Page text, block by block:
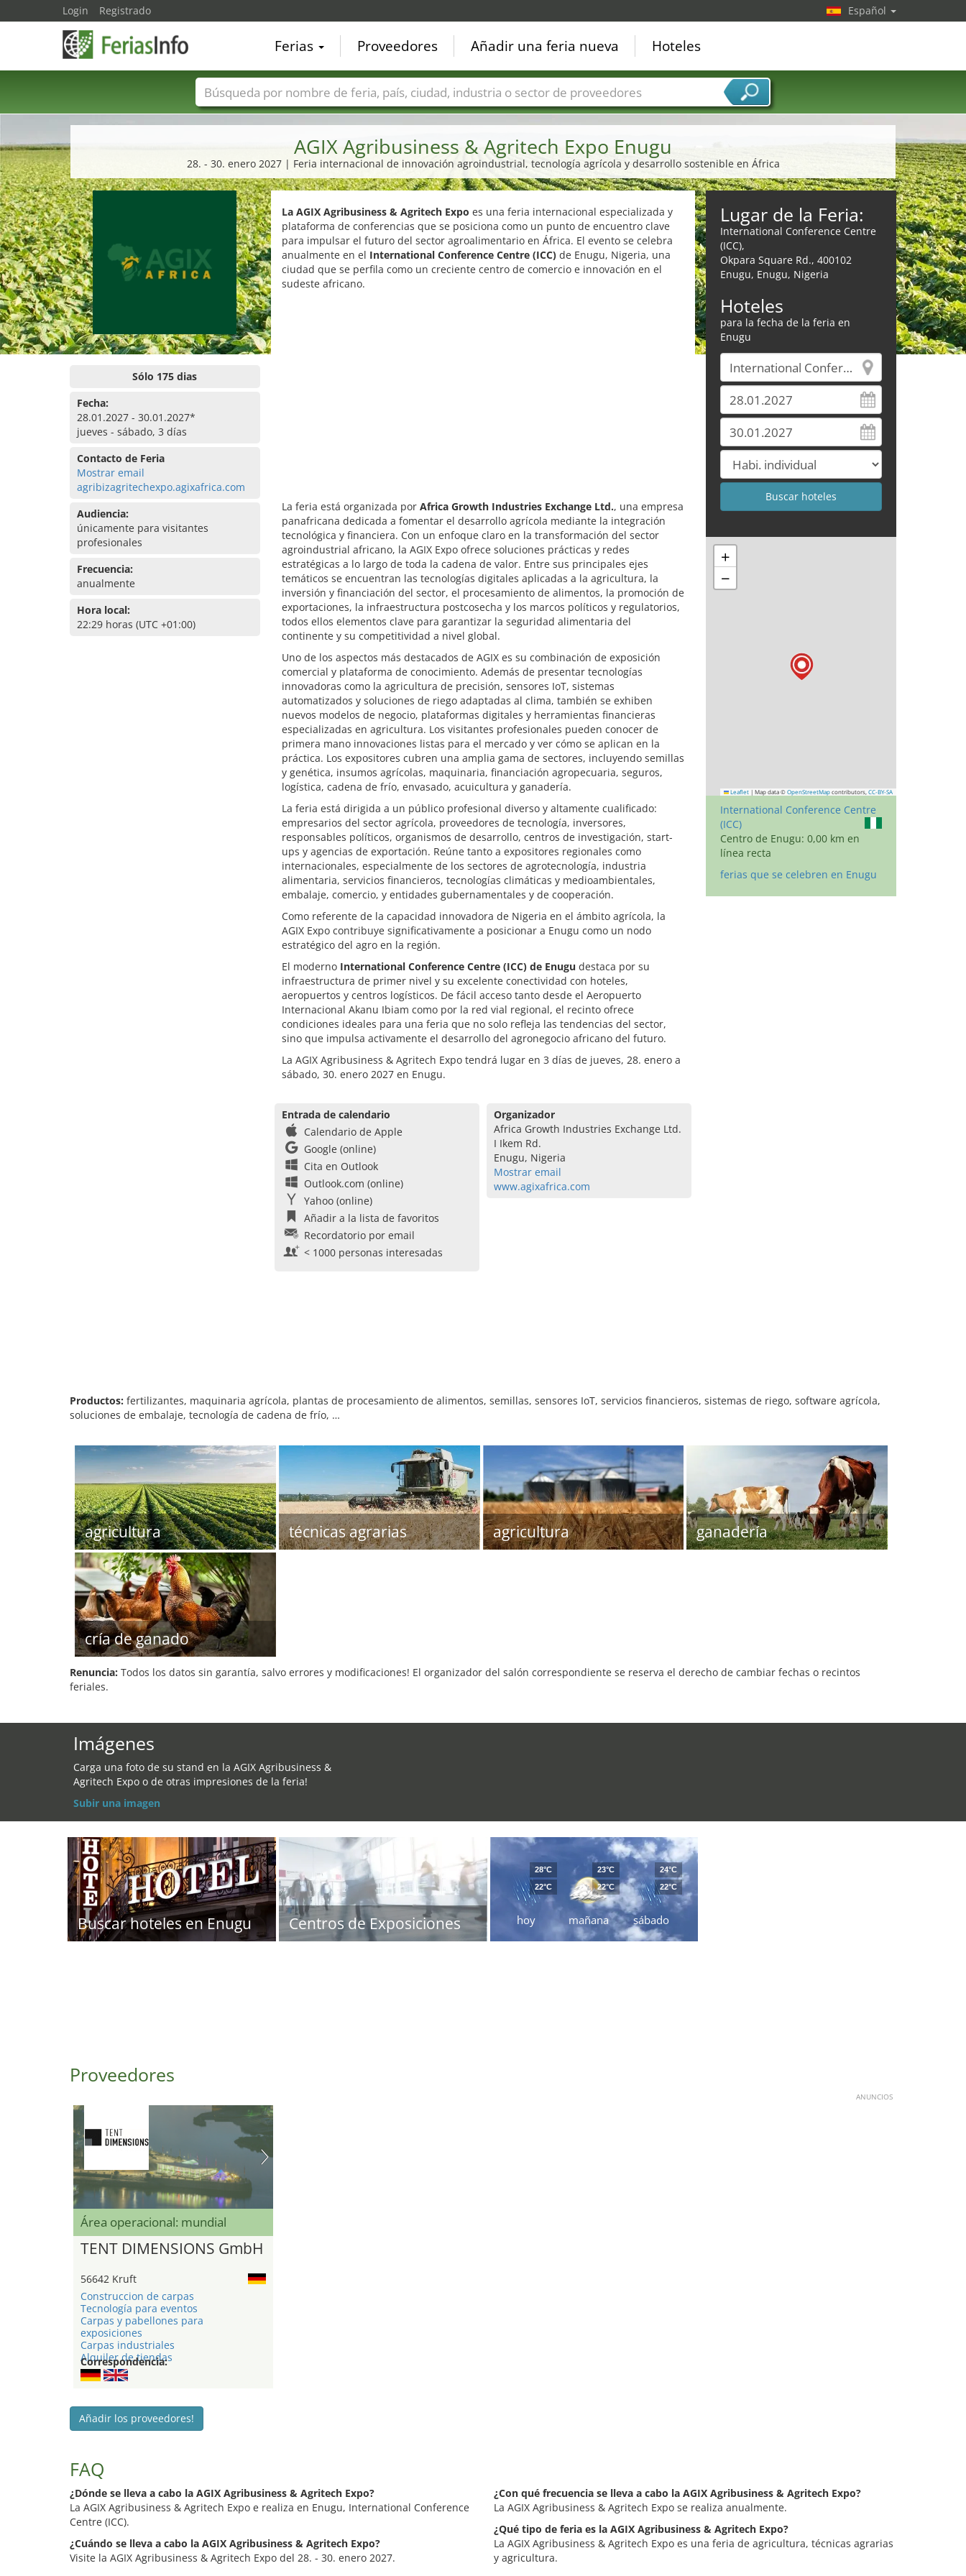
AGIX Agribusiness & Agritech Expo Enugu
28. - 30. enero 2027 | Feria internacional de innovación agroindustrial, tecnología agrícola y desarrollo sostenible en África
Sólo 175 dias
Fecha:
28.01.2027 - 30.01.2027*
jueves - sábado, 3 días
Contacto de Feria
Mostrar email
agribizagritechexpo.agixafrica.com
Audiencia:
únicamente para visitantes
profesionales
Frecuencia:
anualmente
Hora local:
22:29 horas (UTC +01:00)
La AGIX Agribusiness & Agritech Expo es una feria internacional especializada y
plataforma de conferencias que se posiciona como un punto de encuentro clave
para impulsar el futuro del sector agroalimentario en África. El evento se celebra
anualmente en el International Conference Centre (ICC)de Enugu, Nigeria, una
ciudad que se perfila como un creciente centro de comercio e innovación en el
sudeste africano.
La feria está organizada por Africa Growth Industries Exchange Ltd., una empresa
panafricana dedicada a fomentar el desarrollo agrícola mediante la integración
tecnológica y financiera. Con un enfoque claro en la transformación del sector
agroindustrial africano, la AGIX Expo ofrece soluciones prácticas y redes
estratégicas a lo largo de toda la cadena de valor. Entre sus principales ejes
temáticos se encuentran las tecnologías digitales aplicadas a la agricultura, la
inversión y financiación del sector, el procesamiento de alimentos, la promoción de
exportaciones, la infraestructura postcosecha y los marcos políticos y regulatorios,
todos ellos elementos clave para garantizar la seguridad alimentaria del
continente y su competitividad a nivel global.
Uno de los aspectos más destacados de AGIX es su combinación de exposición
comercial y plataforma de conocimiento. Además de presentar tecnologías
innovadoras como la agricultura de precisión, sensores IoT, sistemas
automatizados y soluciones de riego adaptadas al clima, también se exhiben
nuevos modelos de negocio, plataformas digitales y herramientas financieras
especializadas en agricultura. Los visitantes profesionales pueden conocer de
primera mano innovaciones listas para el mercado y ver cómo se aplican en la
práctica. Los expositores cubren una amplia gama de sectores, incluyendo semillas
y genética, insumos agrícolas, maquinaria, financiación agropecuaria, seguros,
logística, cadena de frío, envasado, acuicultura y ganadería.
La feria está dirigida a un público profesional diverso y altamente cualificado:
empresarios del sector agrícola, proveedores de tecnología, inversores,
responsables políticos, organismos de desarrollo, centros de investigación, start-
ups y agencias de exportación. Reúne tanto a expositores regionales como
internacionales, especialmente de los sectores de agrotecnología, industria
alimentaria, servicios financieros, tecnologías climáticas y medioambientales,
embalaje, comercio, y entidades gubernamentales y de cooperación.
Como referente de la capacidad innovadora de Nigeria en el ámbito agrícola, la
AGIX Expo contribuye significativamente a posicionar a Enugu como un nodo
estratégico del agro en la región.
El moderno International Conference Centre (ICC) de Enugu destaca por su
infraestructura de primer nivel y su excelente conectividad con hoteles,
aeropuertos y centros logísticos. De fácil acceso tanto desde el Aeropuerto
Internacional Akanu Ibiam como por la red vial regional, el recinto ofrece
condiciones ideales para una feria que no solo refleja las tendencias del sector,
sino que impulsa activamente el desarrollo del agronegocio africano del futuro.
La AGIX Agribusiness & Agritech Expo tendrá lugar en 3 días de jueves, 28. enero a
sábado, 30. enero 2027 en Enugu.
Entrada de calendario
Calendario de Apple
Google (online)
Cita en Outlook
Outlook.com (online)
Yahoo (online)
Añadir a la lista de favoritos
Recordatorio por email
< 1000 personas interesadas
Organizador
Africa Growth Industries Exchange Ltd.
I Ikem Rd.
Enugu, Nigeria
Mostrar email
www.agixafrica.com
Lugar de la Feria:
International Conference Centre
(ICC),
Okpara Square Rd., 400102
Enugu, Enugu, Nigeria
Hoteles
para la fecha de la feria en
Enugu
+
−
Leaflet | Map data © OpenStreetMap contributors, CC-BY-SA
International Conference Centre
(ICC)
Centro de Enugu: 0,00 km en
línea recta
ferias que se celebren en Enugu
Productos: fertilizantes, maquinaria agrícola, plantas de procesamiento de alimentos, semillas, sensores IoT, servicios financieros, sistemas de riego, software agrícola,
soluciones de embalaje, tecnología de cadena de frío, …
agricultura técnicas agrarias agricultura ganadería
cría de ganado
Renuncia: Todos los datos sin garantía, salvo errores y modificaciones! El organizador del salón correspondiente se reserva el derecho de cambiar fechas o recintos
feriales.
Imágenes
Carga una foto de su stand en la AGIX Agribusiness &
Agritech Expo o de otras impresiones de la feria!
Subir una imagen
Buscar hoteles en Enugu Centros de Exposiciones hoy
28°C
22°C
mañana
23°C
22°C
sábado
24°C
22°C
Proveedores
ANUNCIOS
Área operacional: mundial
TENT DIMENSIONS GmbH
56642 Kruft
Construccion de carpas
Tecnología para eventos
Carpas y pabellones para
exposiciones
Carpas industriales
Alquiler de tiendas
Correspondencia:
Añadir los proveedores!
FAQ
¿Dónde se lleva a cabo la AGIX Agribusiness & Agritech Expo?
La AGIX Agribusiness & Agritech Expo e realiza en Enugu, International Conference
Centre (ICC).
¿Cuándo se lleva a cabo la AGIX Agribusiness & Agritech Expo?
Visite la AGIX Agribusiness & Agritech Expo del 28. - 30. enero 2027.
¿Con qué frecuencia se lleva a cabo la AGIX Agribusiness & Agritech Expo?
La AGIX Agribusiness & Agritech Expo se realiza anualmente.
¿Qué tipo de feria es la AGIX Agribusiness & Agritech Expo?
La AGIX Agribusiness & Agritech Expo es una feria de agricultura, técnicas agrarias
y agricultura.
Login Registrado Español
Ferias Proveedores Añadir una feria nueva Hoteles
Nombres de ferias Países Ciudades Sectores de ferias Sectores de proveedor de servicios